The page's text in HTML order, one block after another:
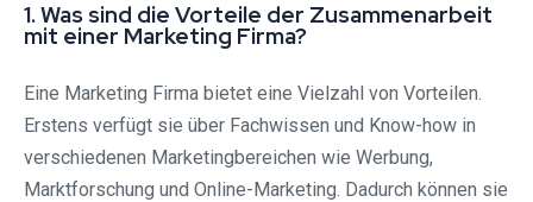
1. Was sind die Vorteile der Zusammenarbeit
mit einer Marketing Firma?
Eine Marketing Firma bietet eine Vielzahl von Vorteilen.
Erstens verfügt sie über Fachwissen und Know-how in
verschiedenen Marketingbereichen wie Werbung,
Marktforschung und Online-Marketing. Dadurch können sie